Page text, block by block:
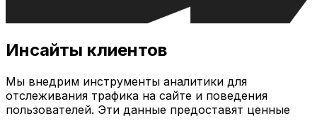
Инсайты клиентов
Мы внедрим инструменты аналитики для
отслеживания трафика на сайте и поведения
пользователей. Эти данные предоставят ценные